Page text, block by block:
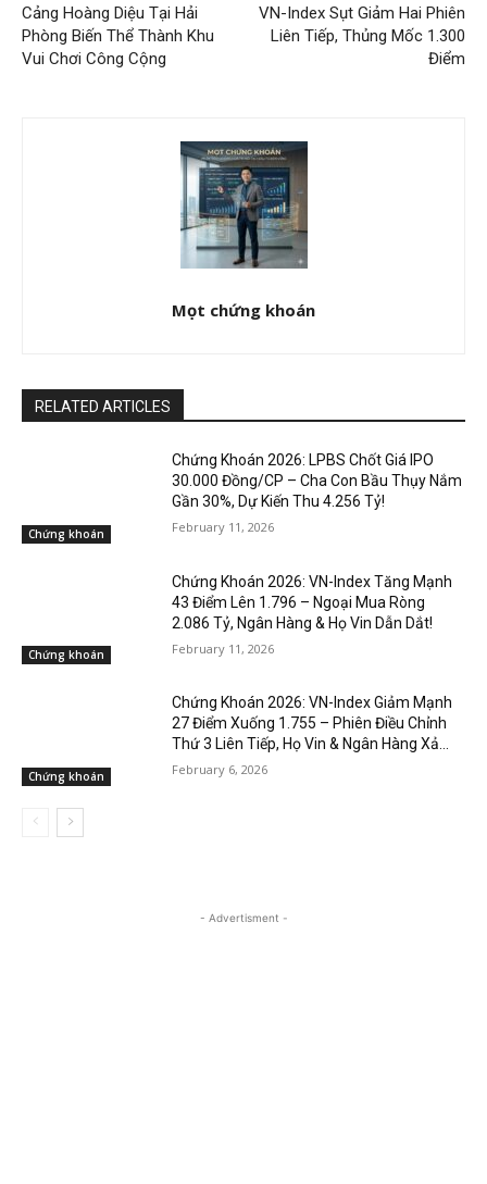
Cảng Hoàng Diệu Tại Hải
Phòng Biến Thể Thành Khu
Vui Chơi Công Cộng
VN-Index Sụt Giảm Hai Phiên
Liên Tiếp, Thủng Mốc 1.300
Điểm
Mọt chứng khoán
RELATED ARTICLES
Chứng khoán
Chứng Khoán 2026: LPBS Chốt Giá IPO
30.000 Đồng/CP – Cha Con Bầu Thụy Nắm
Gần 30%, Dự Kiến Thu 4.256 Tỷ!
February 11, 2026
Chứng khoán
Chứng Khoán 2026: VN-Index Tăng Mạnh
43 Điểm Lên 1.796 – Ngoại Mua Ròng
2.086 Tỷ, Ngân Hàng & Họ Vin Dẫn Dắt!
February 11, 2026
Chứng khoán
Chứng Khoán 2026: VN-Index Giảm Mạnh
27 Điểm Xuống 1.755 – Phiên Điều Chỉnh
Thứ 3 Liên Tiếp, Họ Vin & Ngân Hàng Xả...
February 6, 2026
- Advertisment -